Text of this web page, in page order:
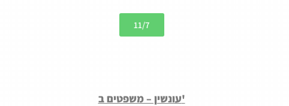
11/7
עונשין – משפטים ב'